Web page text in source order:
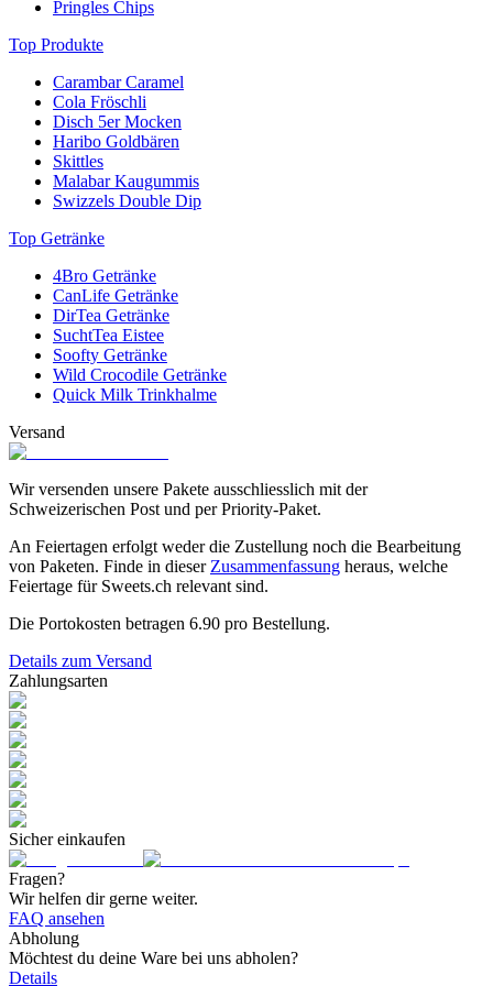
Pringles Chips
Top Produkte
Carambar Caramel
Cola Fröschli
Disch 5er Mocken
Haribo Goldbären
Skittles
Malabar Kaugummis
Swizzels Double Dip
Top Getränke
4Bro Getränke
CanLife Getränke
DirTea Getränke
SuchtTea Eistee
Soofty Getränke
Wild Crocodile Getränke
Quick Milk Trinkhalme
Versand
Wir versenden unsere Pakete ausschliesslich mit der
Schweizerischen Post und per Priority-Paket.
An Feiertagen erfolgt weder die Zustellung noch die Bearbeitung
von Paketen. Finde in dieser Zusammenfassung heraus, welche
Feiertage für Sweets.ch relevant sind.
Die Portokosten betragen 6.90 pro Bestellung.
Details zum Versand
Zahlungsarten
Sicher einkaufen
Fragen?
Wir helfen dir gerne weiter.
FAQ ansehen
Abholung
Möchtest du deine Ware bei uns abholen?
Details